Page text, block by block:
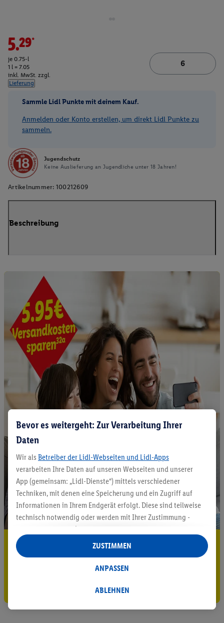
5.29*
je 0.75-l
1 l = 7.05
inkl. MwSt. zzgl.
Lieferung
Sammle Lidl Punkte mit deinem Kauf.
Anmelden oder Konto erstellen, um direkt Lidl Punkte zu
sammeln.
Jugendschutz
Keine Auslieferung an Jugendliche unter 18 Jahren!
Artikelnummer: 100212609
Beschreibung
5.95 € Versand sparen³²ᵃ
Bevor es weitergeht: Zur Verarbeitung Ihrer
Daten
Wir als Betreiber der Lidl-Webseiten und Lidl-Apps
verarbeiten Ihre Daten auf unseren Webseiten und unserer
App (gemeinsam: „Lidl-Dienste“) mittels verschiedener
Techniken, mit denen eine Speicherung und ein Zugriff auf
Informationen in Ihrem Endgerät erfolgt. Diese sind teilweise
technisch notwendig oder werden mit Ihrer Zustimmung -
auch durch Partner (u.a.
Verantwortliche; im Zusammenhang mit dem IAB TCF
insgesamt
Statistik-Erstellung oder für personalisierte Werbung
Datenverarbeitungen für personalisierte Werbung werden
ABLEHNEN
ANPASSEN
ZUSTIMMEN